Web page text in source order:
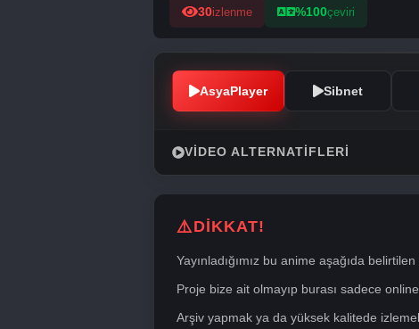
30izlenme %100çeviri
AsyaPlayer Sibnet
VIDEO ALTERNATIFLERI
DİKKAT!
Yayınladığımız bu anime aşağıda
Proje bize ait olmayıp burası sadece
Arşiv yapmak ya da yüksek kalitede